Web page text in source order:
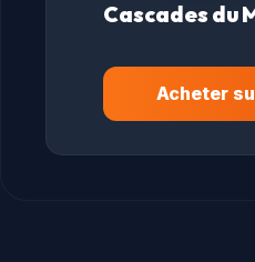
Cascades du
Acheter